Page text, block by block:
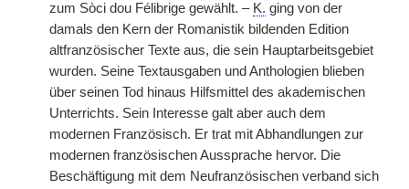
zum Sòci dou Félibrige gewählt. – K. ging von der
damals den Kern der Romanistik bildenden Edition
altfranzösischer Texte aus, die sein Hauptarbeitsgebiet
wurden. Seine Textausgaben und Anthologien blieben
über seinen Tod hinaus Hilfsmittel des akademischen
Unterrichts. Sein Interesse galt aber auch dem
modernen Französisch. Er trat mit Abhandlungen zur
modernen französischen Aussprache hervor. Die
Beschäftigung mit dem Neufranzösischen verband sich